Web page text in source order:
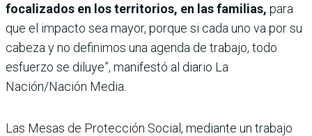
focalizados en los territorios, en las familias, para
que el impacto sea mayor, porque si cada uno va por su
cabeza y no definimos una agenda de trabajo, todo
esfuerzo se diluye”, manifestó al diario La
Nación/Nación Media.
Las Mesas de Protección Social, mediante un trabajo